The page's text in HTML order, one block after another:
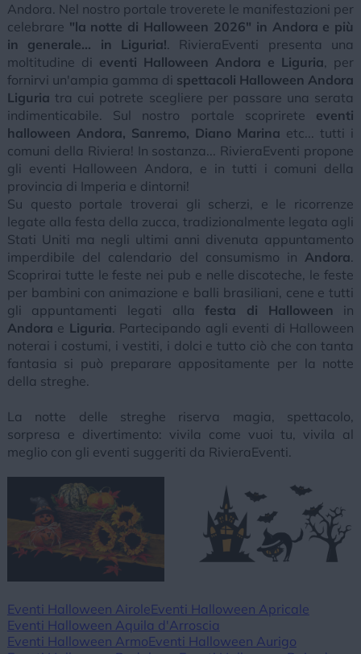
Andora. Nel nostro portale troverete le manifestazioni per
celebrare "la notte di Halloween 2026" in Andora e più
in generale... in Liguria!. RivieraEventi presenta una
moltitudine di eventi Halloween Andora e Liguria, per
fornirvi un'ampia gamma di spettacoli Halloween Andora
Liguria tra cui potrete scegliere per passare una serata
indimenticabile. Sul nostro portale scoprirete eventi
halloween Andora, Sanremo, Diano Marina etc... tutti i
comuni della Riviera! In sostanza... RivieraEventi propone
gli eventi Halloween Andora, e in tutti i comuni della
provincia di Imperia e dintorni!
Su questo portale troverai gli scherzi, e le ricorrenze
legate alla festa della zucca, tradizionalmente legata agli
Stati Uniti ma negli ultimi anni divenuta appuntamento
imperdibile del calendario del consumismo inAndora.
Scoprirai tutte le feste nei pub e nelle discoteche, le feste
per bambini con animazione e balli brasiliani, cene e tutti
gli appuntamenti legati allafesta di Halloween in
Andora e Liguria. Partecipando agli eventi di Halloween
noterai i costumi, i vestiti, i dolci e tutto ciò che con tanta
fantasia si può preparare appositamente per la notte
della streghe.
La notte delle streghe riserva magia, spettacolo,
sorpresa e divertimento: vivila come vuoi tu, vivila al
meglio con gli eventi suggeriti da RivieraEventi.
Eventi Halloween AiroleEventi Halloween Apricale
Eventi Halloween Aquila d'Arroscia
Eventi Halloween ArmoEventi Halloween Aurigo